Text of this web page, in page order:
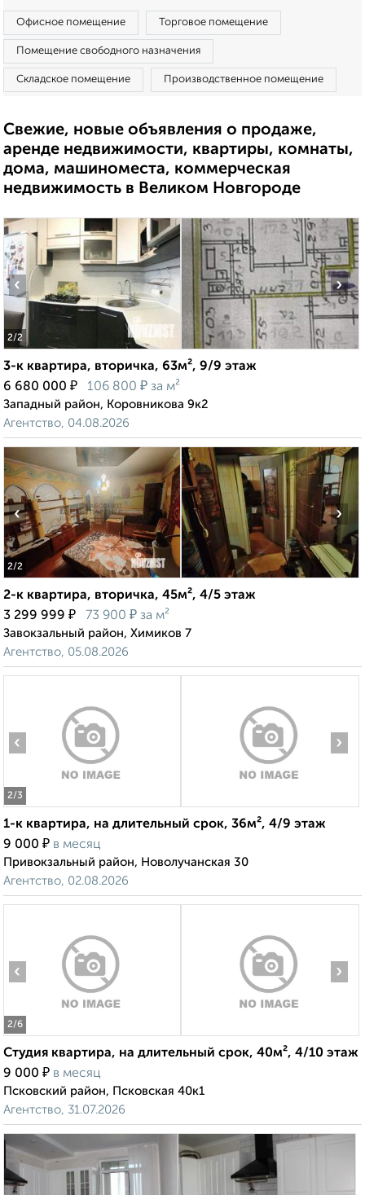
Офисное помещение Торговое помещение
Помещение свободного назначения
Складское помещение Производственное помещение
Свежие, новые объявления о продаже,
аренде недвижимости, квартиры, комнаты,
дома, машиноместа, коммерческая
недвижимость в Великом Новгороде
2/2
‹ ›
3-к квартира, вторичка, 63м², 9/9 этаж
6 680 000 ₽ 106 800 ₽ за м²
Западный район, Коровникова 9к2
Агентство, 04.08.2026
2/2
‹ ›
2-к квартира, вторичка, 45м², 4/5 этаж
3 299 999 ₽ 73 900 ₽ за м²
Завокзальный район, Химиков 7
Агентство, 05.08.2026
2/3
‹ ›
1-к квартира, на длительный срок, 36м², 4/9 этаж
9 000 ₽ в месяц
Привокзальный район, Новолучанская 30
Агентство, 02.08.2026
2/6
‹ ›
Студия квартира, на длительный срок, 40м², 4/10 этаж
9 000 ₽ в месяц
Псковский район, Псковская 40к1
Агентство, 31.07.2026